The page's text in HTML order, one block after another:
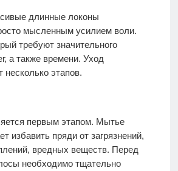
длинные локоны
мысленным усилием воли.
требуют значительного
а также времени. Уход
несколько этапов.
первым этапом. Мытье
избавить пряди от загрязнений,
вредных веществ. Перед
необходимо тщательно